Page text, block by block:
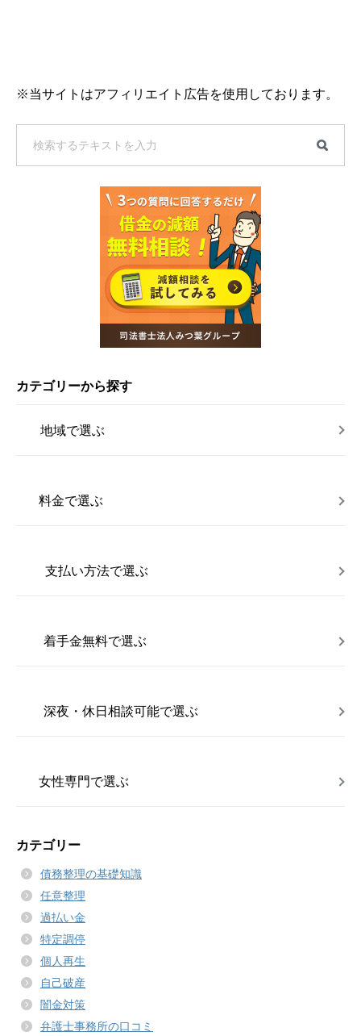
※当サイトはアフィリエイト広告を使用しております。
カテゴリーから探す
地域で選ぶ
料金で選ぶ
支払い方法で選ぶ
着手金無料で選ぶ
深夜・休日相談可能で選ぶ
女性専門で選ぶ
カテゴリー
債務整理の基礎知識
任意整理
過払い金
特定調停
個人再生
自己破産
闇金対策
弁護士事務所の口コミ